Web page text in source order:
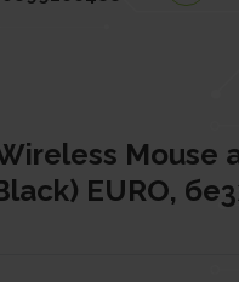
Mouse
EURO,